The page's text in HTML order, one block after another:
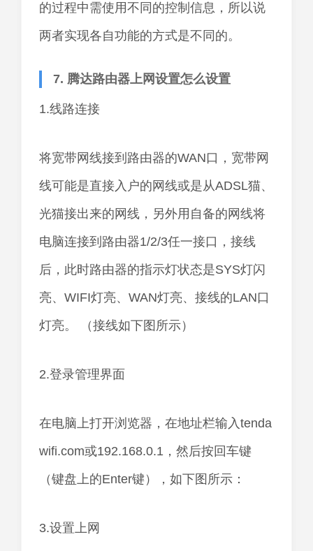
的过程中需使用不同的控制信息，所以说
两者实现各自功能的方式是不同的。
7. 腾达路由器上网设置怎么设置
1.线路连接
将宽带网线接到路由器的WAN口，宽带网
线可能是直接入户的网线或是从ADSL猫、
光猫接出来的网线，另外用自备的网线将
电脑连接到路由器1/2/3任一接口，接线
后，此时路由器的指示灯状态是SYS灯闪
亮、WIFI灯亮、WAN灯亮、接线的LAN口
灯亮。 （接线如下图所示）
2.登录管理界面
在电脑上打开浏览器，在地址栏输入tenda
wifi.com或192.168.0.1，然后按回车键
（键盘上的Enter键），如下图所示：
3.设置上网